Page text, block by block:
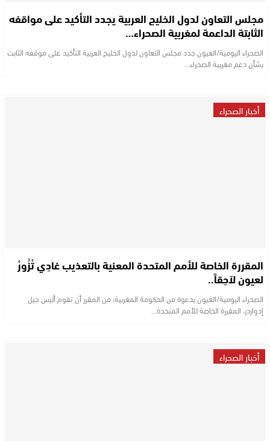
مجلس التعاون لدول الخليج العربية يجدد التأكيد على مواقفه
الثابتة الداعمة لمغربية الصحراء…
الصحراء اليومية/العيون جدد مجلس التعاون لدول الخليج العربية التأكيد على موقفه الثابت
بشأن دعم مغربية الصحراء…
أخبار الصحراء
المقررة الخاصة للأمم المتحدة المعنية بالتعذيب غادِي تْزُورْ
لعيون لاَحِقاً..
الصحراء اليومية/العيون بدعوة من الحكومة المغربية، من المقرر أن تقوم أليس جيل
إدواردز، المقررة الخاصة للأمم المتحدة…
أخبار الصحراء